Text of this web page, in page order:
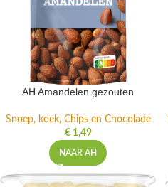
AH Amandelen gezouten
Snoep, koek, Chips en Chocolade
€1,49
NAAR AH